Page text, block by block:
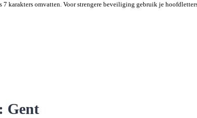
7 karakters omvatten. Voor strengere beveiliging gebruik je
Gent